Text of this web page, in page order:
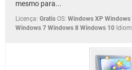
mesmo para...
Licença: Gratis OS: Windows XP
Windows 7 Windows 8 Windows 10